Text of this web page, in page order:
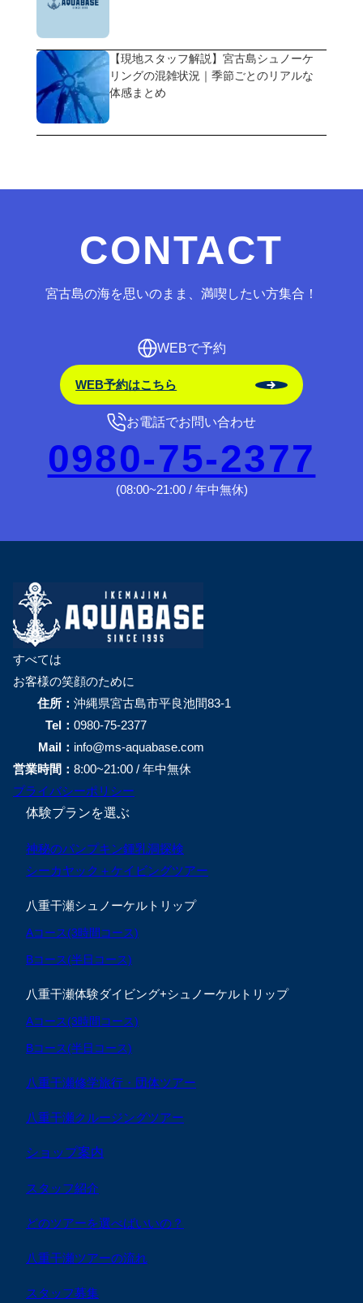
【現地スタッフ解説】宮古島シュノーケ
リングの混雑状況｜季節ごとのリアルな
体感まとめ
CONTACT
宮古島の海を思いのまま、満喫したい方集合！
WEBで予約
WEB予約はこちら
お電話でお問い合わせ
0980-75-2377
(08:00~21:00 / 年中無休)
すべては
お客様の笑顔のために
住所： 沖縄県宮古島市平良池間83-1
Tel： 0980-75-2377
Mail： info@ms-aquabase.com
営業時間： 8:00~21:00 / 年中無休
プライバシーポリシー
体験プランを選ぶ
神秘のパンプキン鍾乳洞探検
シーカヤック＋ケイビングツアー
八重干瀬シュノーケルトリップ
Aコース(3時間コース)
Bコース(半日コース)
八重干瀬体験ダイビング+シュノーケルトリップ
Aコース(3時間コース)
Bコース(半日コース)
八重干瀬修学旅行・団体ツアー
八重干瀬クルージングツアー
ショップ案内
スタッフ紹介
どのツアーを選べばいいの？
八重干瀬ツアーの流れ
スタッフ募集